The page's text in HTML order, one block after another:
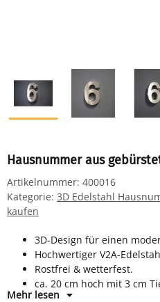
Hausnummer aus
Artikelnummer: 400016
Kategorie: 3D Edelstahl
kaufen
3D-Design für einen
Hochwertiger V2A-
Rostfrei & wetterfest.
ca. 20 cm hoch mit 3 cm
Mehr lesen